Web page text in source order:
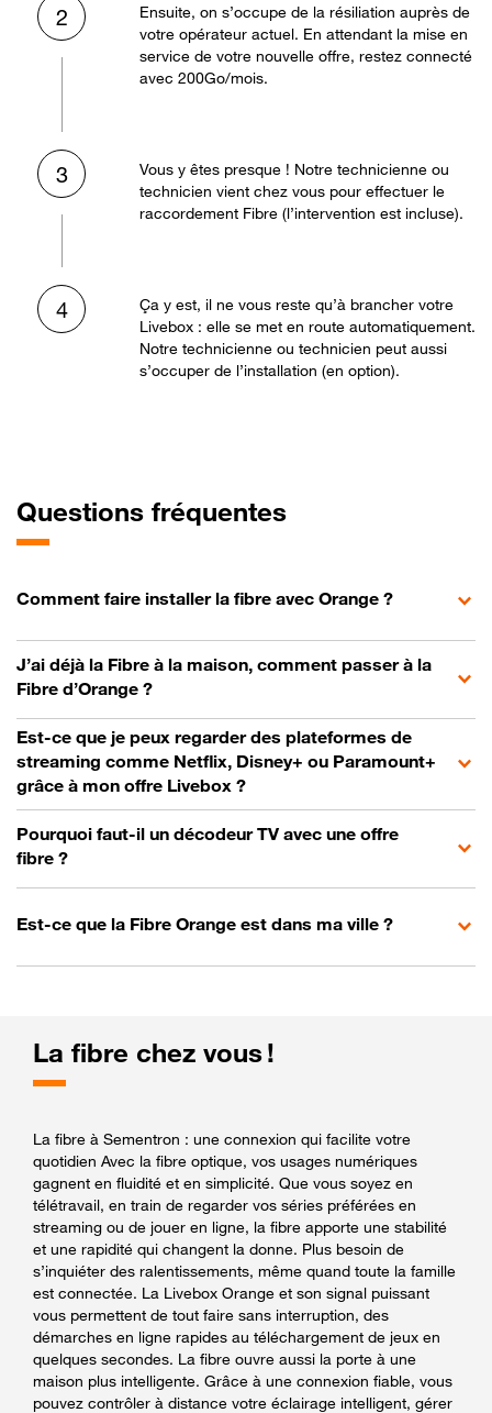
2
Ensuite, on s’occupe de la résiliation auprès de
votre opérateur actuel. En attendant la mise en
service de votre nouvelle offre, restez connecté
avec 200Go/mois.
3
Vous y êtes presque ! Notre technicienne ou
technicien vient chez vous pour effectuer le
raccordement Fibre (l’intervention est incluse).
4
Ça y est, il ne vous reste qu’à brancher votre
Livebox : elle se met en route automatiquement.
Notre technicienne ou technicien peut aussi
s’occuper de l’installation (en option).
Questions fréquentes
Comment faire installer la fibre avec Orange ?
J’ai déjà la Fibre à la maison, comment passer à la
Fibre d’Orange ?
Est-ce que je peux regarder des plateformes de
streaming comme Netflix, Disney+ ou Paramount+
grâce à mon offre Livebox ?
Pourquoi faut-il un décodeur TV avec une offre
fibre ?
Est-ce que la Fibre Orange est dans ma ville ?
La fibre chez vous !
La fibre à Sementron : une connexion qui facilite votre
quotidien Avec la fibre optique, vos usages numériques
gagnent en fluidité et en simplicité. Que vous soyez en
télétravail, en train de regarder vos séries préférées en
streaming ou de jouer en ligne, la fibre apporte une stabilité
et une rapidité qui changent la donne. Plus besoin de
s’inquiéter des ralentissements, même quand toute la famille
est connectée. La Livebox Orange et son signal puissant
vous permettent de tout faire sans interruption, des
démarches en ligne rapides au téléchargement de jeux en
quelques secondes. La fibre ouvre aussi la porte à une
maison plus intelligente. Grâce à une connexion fiable, vous
pouvez contrôler à distance votre éclairage intelligent, gérer